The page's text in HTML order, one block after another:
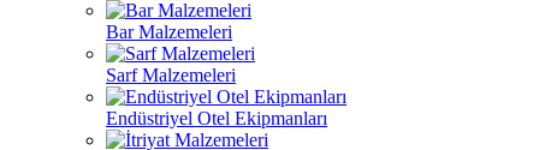
Bar Malzemeleri
Sarf Malzemeleri
Endüstriyel Otel Ekipmanları